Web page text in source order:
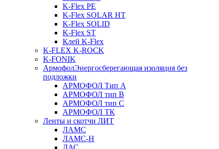
K-Flex PE
K-Flex SOLAR HT
K-Flex SOLID
K-Flex ST
Клей K-Flex
K-FLEX K-ROCK
K-FONIK
АрмофолЭнергосберегающая изоляция без
подложки
АРМОФОЛ Тип А
АРМОФОЛ тип В
АРМОФОЛ тип C
АРМОФОЛ ТК
Ленты и скотчи ЛИТ
ЛАМС
ЛАМС-Н
ЛАС